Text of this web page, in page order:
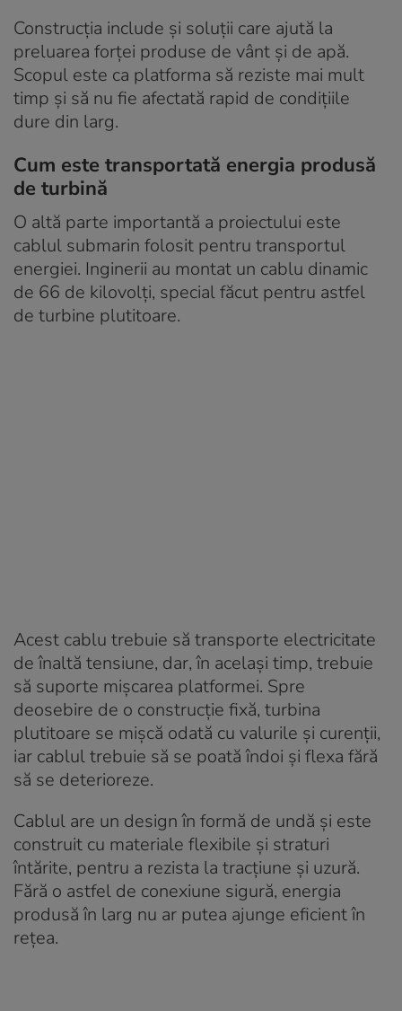
Construcția include și soluții care ajută la
preluarea forței produse de vânt și de apă.
Scopul este ca platforma să reziste mai mult
timp și să nu fie afectată rapid de condițiile
dure din larg.
Cum este transportată energia produsă
de turbină
O altă parte importantă a proiectului este
cablul submarin folosit pentru transportul
energiei. Inginerii au montat un cablu dinamic
de 66 de kilovolți, special făcut pentru astfel
de turbine plutitoare.
Acest cablu trebuie să transporte electricitate
de înaltă tensiune, dar, în același timp, trebuie
să suporte mișcarea platformei. Spre
deosebire de o construcție fixă, turbina
plutitoare se mișcă odată cu valurile și curenții,
iar cablul trebuie să se poată îndoi și flexa fără
să se deterioreze.
Cablul are un design în formă de undă și este
construit cu materiale flexibile și straturi
întărite, pentru a rezista la tracțiune și uzură.
Fără o astfel de conexiune sigură, energia
produsă în larg nu ar putea ajunge eficient în
rețea.